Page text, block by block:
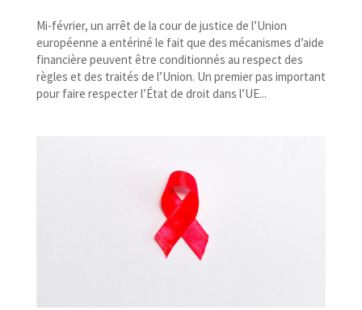
Mi-​février, un arrêt de la cour de justice de l’Union
européenne a entériné le fait que des mécanismes d’aide
financière peuvent être conditionnés au respect des
règles et des traités de l’Union. Un premier pas important
pour faire respecter l’État de droit dans l’UE...